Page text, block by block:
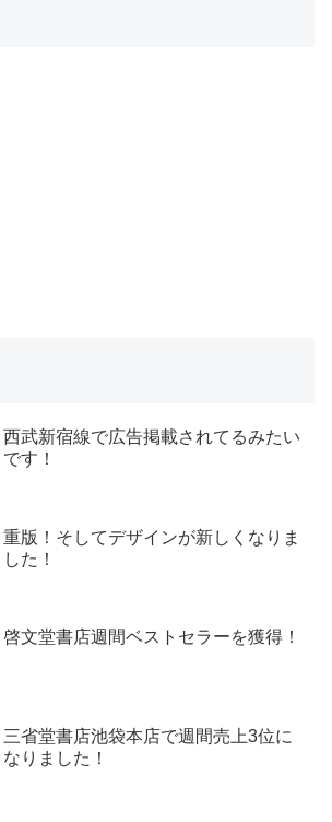
西武新宿線で広告掲載されてるみたい
です！
重版！そしてデザインが新しくなりま
した！
啓文堂書店週間ベストセラーを獲得！
三省堂書店池袋本店で週間売上3位に
なりました！